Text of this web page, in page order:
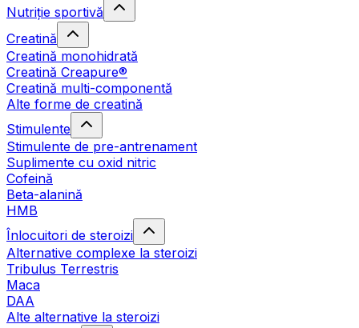
Nutriție sportivă
Creatină
Creatină monohidrată
Creatină Creapure®
Creatină multi-componentă
Alte forme de creatină
Stimulente
Stimulente de pre-antrenament
Suplimente cu oxid nitric
Cofeină
Beta-alanină
HMB
Înlocuitori de steroizi
Alternative complexe la steroizi
Tribulus Terrestris
Maca
DAA
Alte alternative la steroizi